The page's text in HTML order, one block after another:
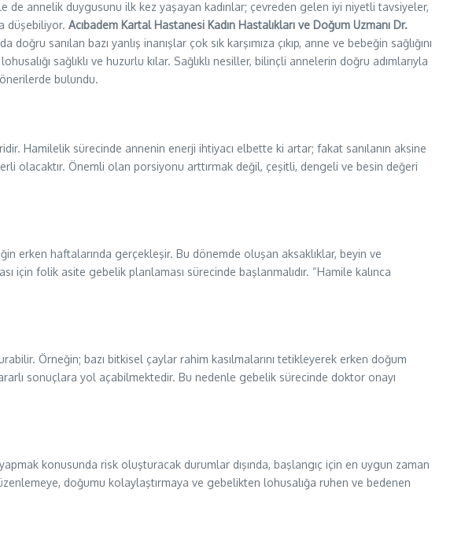
annelik duygusunu ilk kez yaşayan kadınlar; çevreden gelen iyi niyetli tavsiyeler,
düşebiliyor. Acıbadem Kartal Hastanesi Kadın Hastalıkları ve Doğum Uzmanı Dr.
sanılan bazı yanlış inanışlar çok sık karşımıza çıkıp, anne ve bebeğin sağlığını
sağlıklı ve huzurlu kılar. Sağlıklı nesiller, bilinçli annelerin doğru adımlarıyla
bulundu.
Hamilelik sürecinde annenin enerji ihtiyacı elbette ki artar; fakat sanılanın aksine
olacaktır. Önemli olan porsiyonu arttırmak değil, çeşitli, dengeli ve besin değeri
erken haftalarında gerçekleşir. Bu dönemde oluşan aksaklıklar, beyin ve
folik asite gebelik planlaması sürecinde başlanmalıdır. “Hamile kalınca
Örneğin; bazı bitkisel çaylar rahim kasılmalarını tetikleyerek erken doğum
sonuçlara yol açabilmektedir. Bu nedenle gebelik sürecinde doktor onayı
konusunda risk oluşturacak durumlar dışında, başlangıç için en uygun zaman
doğumu kolaylaştırmaya ve gebelikten lohusalığa ruhen ve bedenen